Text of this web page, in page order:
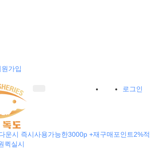
가입
로그인
운시 즉시사용가능한3000p +재구매포인트2%적
퀵실시